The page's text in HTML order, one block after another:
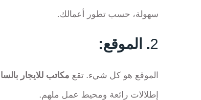
سهولة، حسب تطور أعمالك.
2. الموقع:
الموقع هو كل شيء. تقع مكاتب للايجار
إطلالات رائعة ومحيط عمل ملهم.